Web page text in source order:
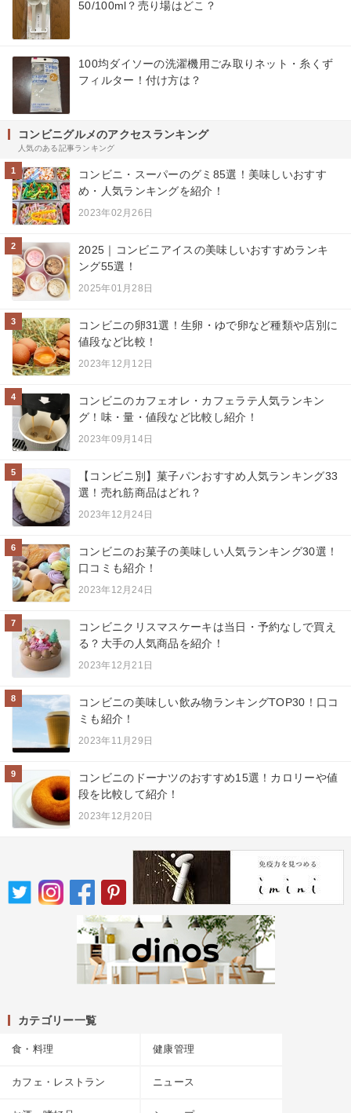
50/100ml？売り場はどこ？
100均ダイソーの洗濯機用ごみ取りネット・糸くず
フィルター！付け方は？
コンビニグルメのアクセスランキング
人気のある記事ランキング
1
コンビニ・スーパーのグミ85選！美味しいおすす
め・人気ランキングを紹介！
2023年02月26日
2
2025｜コンビニアイスの美味しいおすすめランキ
ング55選！
2025年01月28日
3
コンビニの卵31選！生卵・ゆで卵など種類や店別に
値段など比較！
2023年12月12日
4
コンビニのカフェオレ・カフェラテ人気ランキン
グ！味・量・値段など比較し紹介！
2023年09月14日
5
【コンビニ別】菓子パンおすすめ人気ランキング33
選！売れ筋商品はどれ？
2023年12月24日
6
コンビニのお菓子の美味しい人気ランキング30選！
口コミも紹介！
2023年12月24日
7
コンビニクリスマスケーキは当日・予約なしで買え
る？大手の人気商品を紹介！
2023年12月21日
8
コンビニの美味しい飲み物ランキングTOP30！口コ
ミも紹介！
2023年11月29日
9
コンビニのドーナツのおすすめ15選！カロリーや値
段を比較して紹介！
2023年12月20日
カテゴリー一覧
食・料理 健康管理
カフェ・レストラン ニュース